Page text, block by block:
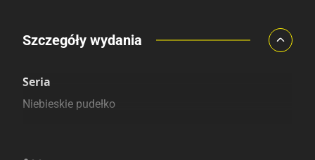
Porównaj ceny
Szczegóły wydania
Seria
Niebieskie pudełko